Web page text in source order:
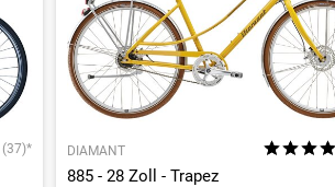
(37)* DIAMANT
885 - 28 Zoll - Trapez